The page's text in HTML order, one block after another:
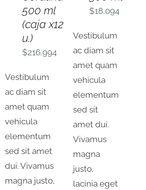
500 ml
(caja x12
u.)
$216,994
Vestibulum
ac diam sit
amet quam
vehicula
elementum
sed sit amet
dui. Vivamus
magna justo,
$18,094
Vestibulum
ac diam sit
amet quam
vehicula
elementum
sed sit
amet dui.
Vivamus
magna
justo,
lacinia eget